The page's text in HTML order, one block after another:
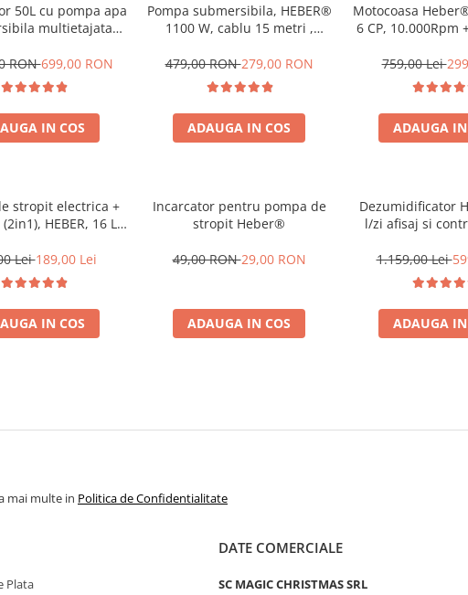
50L cu pompa apa
multietajata
complet
RON699,00 RON
IN COS
Pompa submersibila, HEBER®
1100 W, cablu 15 metri ,
479,00 RON279,00 RON
ADAUGA IN COS
Motocoasa Heber® HBR-
6 CP, 10.000Rpm
MOTOR 2
759,00 Lei
ADAUGA IN
stropit electrica +
HEBER, 16 L,
stropire incluse
incluse
Lei189,00 Lei
IN COS
Incarcator pentru pompa de
stropit Heber®
49,00 RON29,00 RON
ADAUGA IN COS
Dezumidificator
l/zi afisaj si
functie
temporizator 24
Smart
1.159,00 Lei
ADAUGA IN
mai multe in Politica de Confidentialitate
Plata
DATE COMERCIALE
SC MAGIC CHRISTMAS SRL